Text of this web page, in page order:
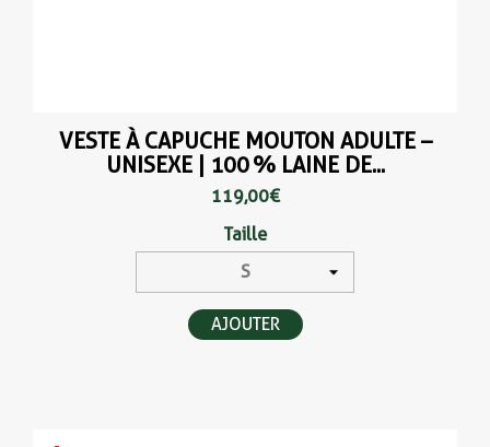
VESTE À CAPUCHE MOUTON ADULTE –
UNISEXE | 100 % LAINE DE...
119,00 €
Taille
AJOUTER